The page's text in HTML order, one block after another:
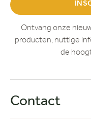
Ontvang onze
producten, nuttige
de
Contact